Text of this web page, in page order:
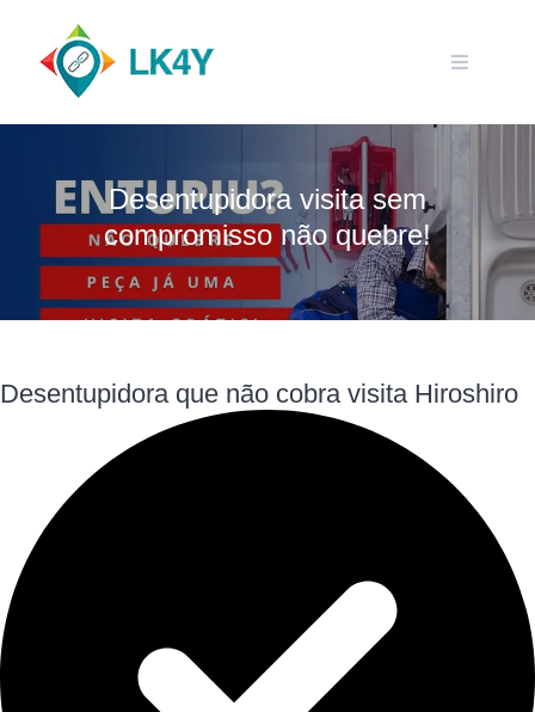
content
Desentupidora visita sem
compromisso não quebre!
Desentupidora que não cobra visita Hiroshiro